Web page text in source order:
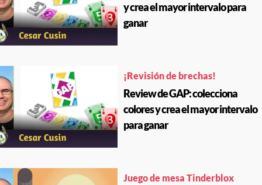
y crea el mayor intervalo para
ganar
¡Revisión de brechas!
Review de GAP: colecciona
colores y crea el mayor intervalo
para ganar
Juego de mesa Tinderblox